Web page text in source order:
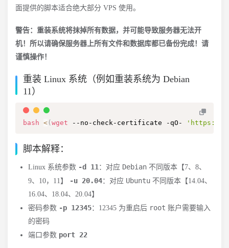
面提供的脚本适合绝大部分 VPS 使用。
警告：重装系统将抹掉所有数据，并可能导致服务器无法开
机！所以请确保服务器上所有文件和数据库都已备份完成！请
谨慎操作！
重装 Linux 系统（例如重装系统为 Debian
11）
bash < ( wget --no-check-certificate -qO- 'https://
脚本解释：
Linux 系统参数 -d 11 ：对应 Debian 不同版本【7、8、
9、10，11】
-u 20.04：对应 Ubuntu 不同版本【14.04、
16.04、18.04、20.04】
密码参数 -p 12345：12345 为重启后 root 账户需要输入
的密码
端口参数 port 22